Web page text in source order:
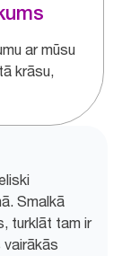
ar mūsu
krāsu,
Smalkā
turklāt tam ir
vairākās